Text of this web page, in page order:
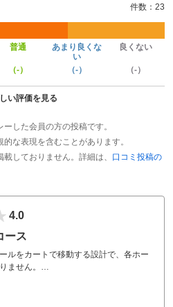
件数：23
普通
あまり良くな
い
良くない
（-） （-） （-）
い評価を見る
した会員の方の投稿です。
な表現を含むことがあります。
しておりません。詳細は、 口コミ投稿の
4.0
ース
ルをカートで移動する設計で、各ホー
ません。